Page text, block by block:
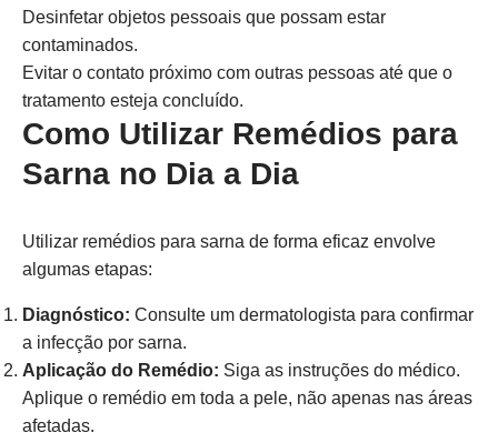
Desinfetar objetos pessoais que possam estar
contaminados.
Evitar o contato próximo com outras pessoas até que o
tratamento esteja concluído.
Como Utilizar Remédios para
Sarna no Dia a Dia
Utilizar remédios para sarna de forma eficaz envolve
algumas etapas:
Diagnóstico: Consulte um dermatologista para confirmar
a infecção por sarna.
Aplicação do Remédio: Siga as instruções do médico.
Aplique o remédio em toda a pele, não apenas nas áreas
afetadas.